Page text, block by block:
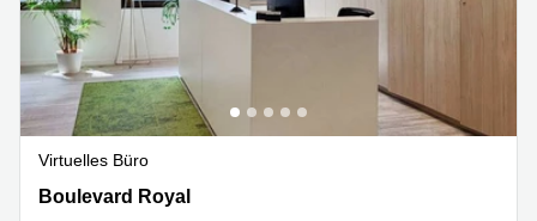
Virtuelles Büro
26, Boulevard Royal,Level 5, Luxembourg City
Boulevard Royal